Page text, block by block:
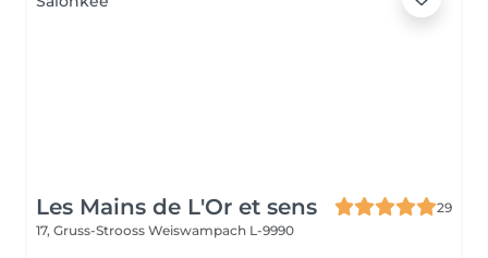
Les Mains de L'Or et sens
29
17, Gruss-Strooss Weiswampach L-9990